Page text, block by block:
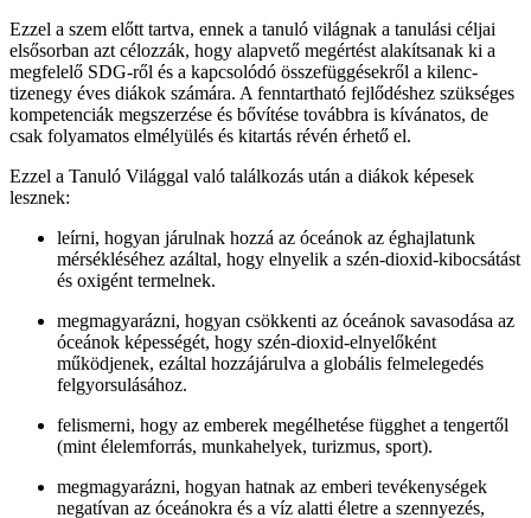
Ezzel a szem előtt tartva, ennek a tanuló világnak a tanulási céljai
elsősorban azt célozzák, hogy alapvető megértést alakítsanak ki a
megfelelő SDG-ről és a kapcsolódó összefüggésekről a kilenc-
tizenegy éves diákok számára. A fenntartható fejlődéshez szükséges
kompetenciák megszerzése és bővítése továbbra is kívánatos, de
csak folyamatos elmélyülés és kitartás révén érhető el.
Ezzel a Tanuló Világgal való találkozás után a diákok képesek
lesznek:
leírni, hogyan járulnak hozzá az óceánok az éghajlatunk
mérsékléséhez azáltal, hogy elnyelik a szén-dioxid-kibocsátást
és oxigént termelnek.
megmagyarázni, hogyan csökkenti az óceánok savasodása az
óceánok képességét, hogy szén-dioxid-elnyelőként
működjenek, ezáltal hozzájárulva a globális felmelegedés
felgyorsulásához.
felismerni, hogy az emberek megélhetése függhet a tengertől
(mint élelemforrás, munkahelyek, turizmus, sport).
megmagyarázni, hogyan hatnak az emberi tevékenységek
negatívan az óceánokra és a víz alatti életre a szennyezés,